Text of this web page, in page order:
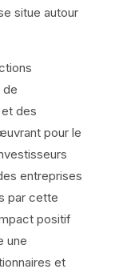
situe autour
de
des
pour le
entreprises
par cette
positif
une
et